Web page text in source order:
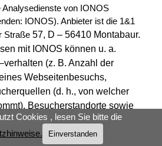
Analysedienste von IONOS
IONOS). Anbieter ist die 1&1
Straße 57, D – 56410 Montabaur.
mit IONOS können u. a.
(z. B. Anzahl der
Webseitenbesuchs,
(d. h., von welcher
Besucherstandorte sowie
und
analysiert werden. Zu diesem
Cookies , lesen Sie bitte die
Einverstanden